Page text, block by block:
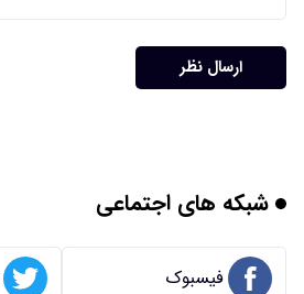
ارسال نظر
شبکه های اجتماعی
فیسبوک